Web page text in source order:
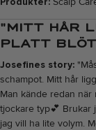
"MITT HÅR
PLATT
Josefines story:
schampot. Mitt hår
Man kände redan
tjockare typ💕 Brukar
jag vill ha lite volym.